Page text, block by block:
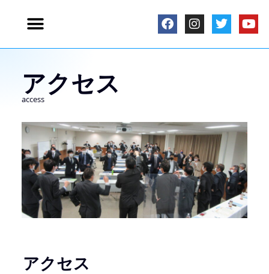
アクセス
access
アクセス